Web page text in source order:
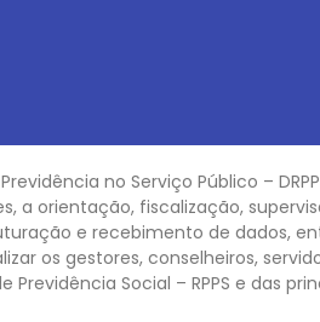
no Serviço Público –
a orientação, fiscalização,
e recebimento de dados,
os gestores, conselheiros,
Previdência Social – RPPS e